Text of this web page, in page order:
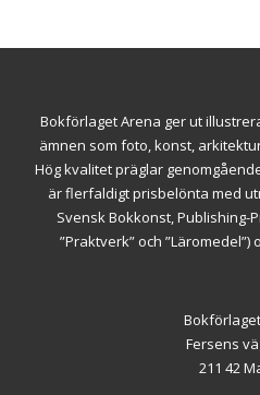
Bokförlaget Arena ger ut
ämnen som foto, konst,
Hög kvalitet präglar
är flerfaldigt prisbelönta med
Svensk Bokkonst, Publishing-
”Praktverk” och
Fersens
211 42